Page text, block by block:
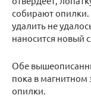
собирают опилки.
удалить не
наносится новый
Обе
пока в магнитном
опилки.